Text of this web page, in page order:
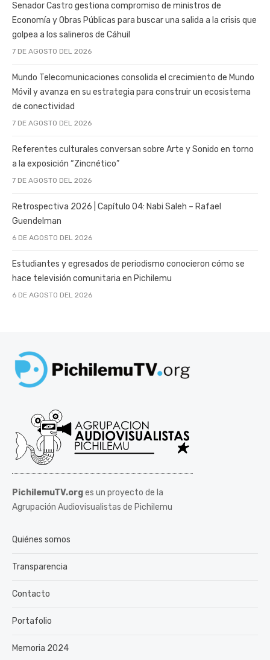
Senador Castro gestiona compromiso de ministros de
Economía y Obras Públicas para buscar una salida a la crisis que
golpea a los salineros de Cáhuil
7 DE AGOSTO DEL 2026
Mundo Telecomunicaciones consolida el crecimiento de Mundo
Móvil y avanza en su estrategia para construir un ecosistema
de conectividad
7 DE AGOSTO DEL 2026
Referentes culturales conversan sobre Arte y Sonido en torno
a la exposición “Zincnético”
7 DE AGOSTO DEL 2026
Retrospectiva 2026 | Capítulo 04: Nabi Saleh – Rafael
Guendelman
6 DE AGOSTO DEL 2026
Estudiantes y egresados de periodismo conocieron cómo se
hace televisión comunitaria en Pichilemu
6 DE AGOSTO DEL 2026
PichilemuTV.orges un proyecto de la
Agrupación Audiovisualistas de Pichilemu
Quiénes somos
Transparencia
Contacto
Portafolio
Memoria 2024